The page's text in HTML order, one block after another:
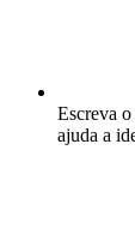
Escreva
ajuda a